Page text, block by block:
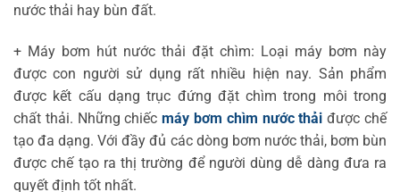
nước thải hay bùn đất.
+ Máy bơm hút nước thải đặt chìm: Loại máy bơm này
được con người sử dụng rất nhiều hiện nay. Sản phẩm
được kết cấu dạng trục đứng đặt chìm trong môi trong
chất thải. Những chiếcmáy bơm chìm nước thải được chế
tạo đa dạng. Với đầy đủ các dòng bơm nước thải, bơm bùn
được chế tạo ra thị trường để người dùng dễ dàng đưa ra
quyết định tốt nhất.